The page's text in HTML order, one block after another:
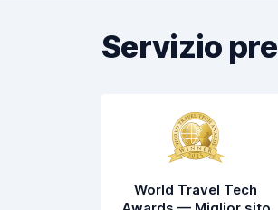
Servizio
World Travel Tech